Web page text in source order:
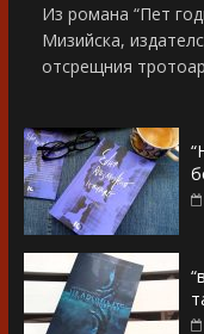
Из романа “Пет
Мизийска,
отсрещния